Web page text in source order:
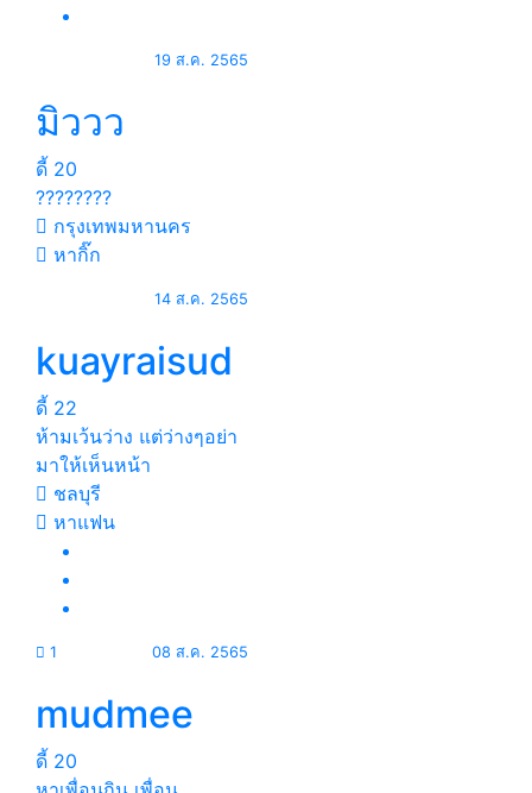
19 ส.ค. 2565
มิววว
ดี้ 20
????????
กรุงเทพมหานคร
หากิ๊ก
14 ส.ค. 2565
kuayraisud
ดี้ 22
ห้ามเว้นว่าง แต่ว่างๆอย่า
มาให้เห็นหน้า
ชลบุรี
หาแฟน
1 08 ส.ค. 2565
mudmee
ดี้ 20